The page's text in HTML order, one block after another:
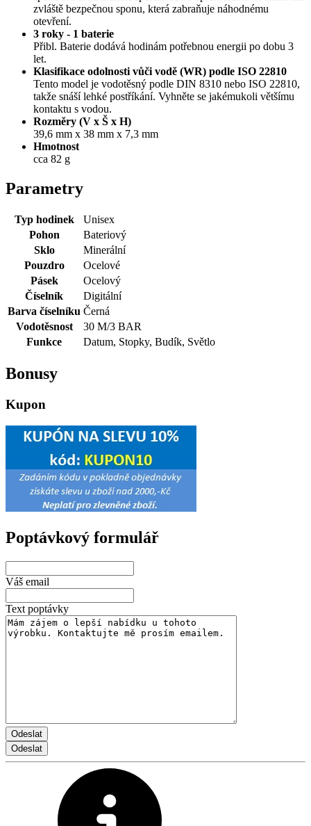
zvláště bezpečnou sponu, která zabraňuje náhodnému
otevření.
3 roky - 1 baterie
Přibl. Baterie dodává hodinám potřebnou energii po dobu 3
let.
Klasifikace odolnosti vůči vodě (WR) podle ISO 22810
Tento model je vodotěsný podle DIN 8310 nebo ISO 22810,
takže snáší lehké postříkání. Vyhněte se jakémukoli většímu
kontaktu s vodou.
Rozměry (V x Š x H)
39,6 mm x 38 mm x 7,3 mm
Hmotnost
cca 82 g
Parametry
Typ hodinek
Unisex
Pohon
Bateriový
Sklo
Minerální
Pouzdro
Ocelové
Pásek
Ocelový
Číselník
Digitální
Barva číselníku Černá
Vodotěsnost
30 M/3 BAR
Funkce
Datum, Stopky, Budík, Světlo
Bonusy
Kupon
Poptávkový formulář
Váš email
Text poptávky